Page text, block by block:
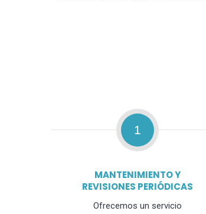
1
MANTENIMIENTO Y
REVISIONES PERIÓDICAS
Ofrecemos un servicio